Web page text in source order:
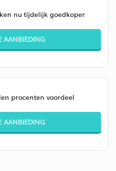
nu tijdelijk goedkoper
AANBIEDING
procenten voordeel
AANBIEDING